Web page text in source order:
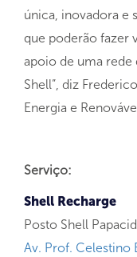
única, inovadora e
que poderão fazer
apoio de uma rede
Shell”, diz
Energia e
Serviço:
Shell Recharge
Posto Shell
Av. Prof. Celestino